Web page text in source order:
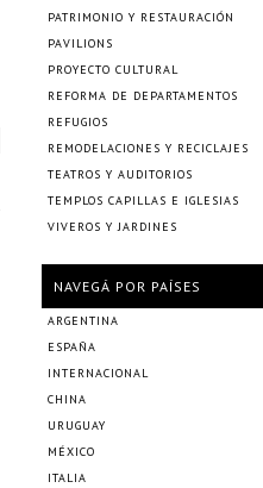
PATRIMONIO Y RESTAURACIÓN
PAVILIONS
PROYECTO CULTURAL
REFORMA DE DEPARTAMENTOS
REFUGIOS
REMODELACIONES Y RECICLAJES
TEATROS Y AUDITORIOS
TEMPLOS CAPILLAS E IGLESIAS
VIVEROS Y JARDINES
NAVEGÁ POR PAÍSES
ARGENTINA
ESPAÑA
INTERNACIONAL
CHINA
URUGUAY
MÉXICO
ITALIA